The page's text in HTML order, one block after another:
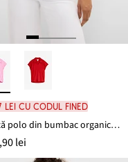
lei cu codul FINED
Bluză polo din bumbac organic 100%, cu aspect gofrat
lei